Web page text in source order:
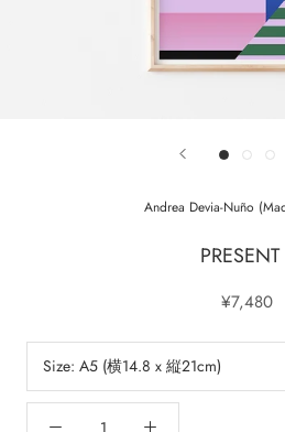
Andrea Devia-Nuño
PRESENT
¥7,480
Size: A5 (横14.8 x 縦21cm)